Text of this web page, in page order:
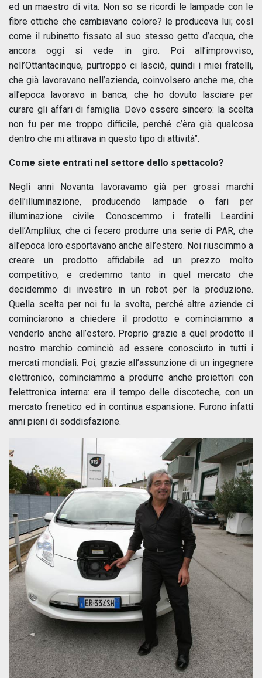
ed un maestro di vita. Non so se ricordi le lampade con le
fibre ottiche che cambiavano colore? le produceva lui; così
come il rubinetto fissato al suo stesso getto d’acqua, che
ancora oggi si vede in giro. Poi all’improvviso,
nell’Ottantacinque, purtroppo ci lasciò, quindi i miei fratelli,
che già lavoravano nell’azienda, coinvolsero anche me, che
all’epoca lavoravo in banca, che ho dovuto lasciare per
curare gli affari di famiglia. Devo essere sincero: la scelta
non fu per me troppo difficile, perché c’èra già qualcosa
dentro che mi attirava in questo tipo di attività”.
Come siete entrati nel settore dello spettacolo?
Negli anni Novanta lavoravamo già per grossi marchi
dell’illuminazione, producendo lampade o fari per
illuminazione civile. Conoscemmo i fratelli Leardini
dell’Amplilux, che ci fecero produrre una serie di PAR, che
all’epoca loro esportavano anche all’estero. Noi riuscimmo a
creare un prodotto affidabile ad un prezzo molto
competitivo, e credemmo tanto in quel mercato che
decidemmo di investire in un robot per la produzione.
Quella scelta per noi fu la svolta, perché altre aziende ci
cominciarono a chiedere il prodotto e cominciammo a
venderlo anche all’estero. Proprio grazie a quel prodotto il
nostro marchio cominciò ad essere conosciuto in tutti i
mercati mondiali. Poi, grazie all’assunzione di un ingegnere
elettronico, cominciammo a produrre anche proiettori con
l’elettronica interna: era il tempo delle discoteche, con un
mercato frenetico ed in continua espansione. Furono infatti
anni pieni di soddisfazione.